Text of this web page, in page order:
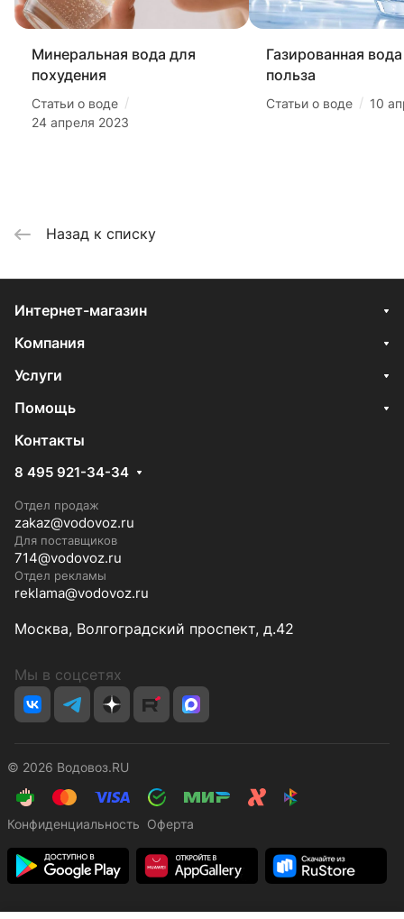
Минеральная вода для
похудения
Статьи о воде /
24 апреля 2023
Газированная
польза
Статьи о воде / 10
Назад к списку
Интернет-магазин
Компания
Услуги
Помощь
Контакты
8 495 921-34-34
Отдел продаж
zakaz@vodovoz.ru
Для поставщиков
714@vodovoz.ru
Отдел рекламы
reklama@vodovoz.ru
Москва, Волгоградский проспект, д.42
Мы в соцсетях
© 2026 Водовоз.RU
Конфиденциальность Оферта